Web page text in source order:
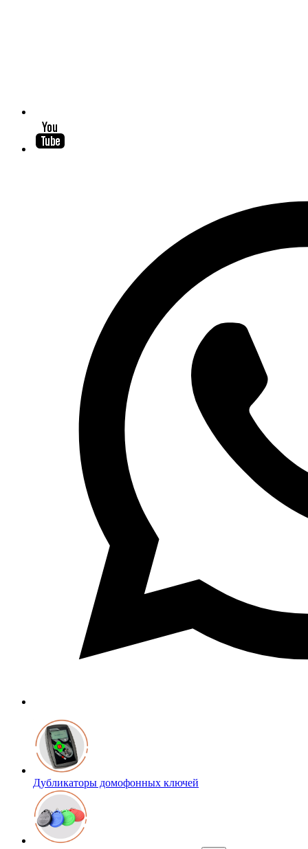
Дубликаторы домофонных ключей